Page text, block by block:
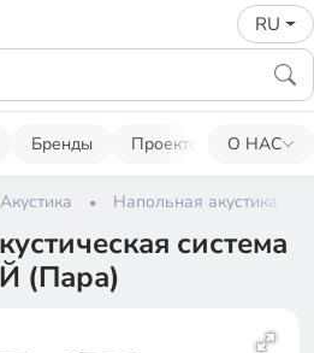
RU
Бренды Проекторы О НАС
Акустика Напольная акустика
система
(Пара)